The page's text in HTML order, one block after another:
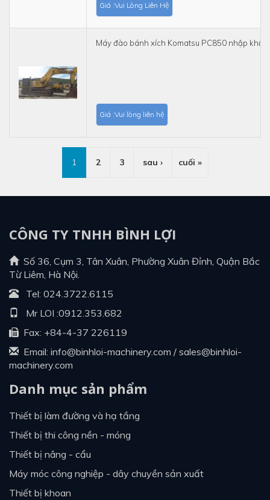
Giá :Vui Lòng Liên Hệ
Máy đào bánh xích Komatsu PC850 nhập khẩu
Giá :Vui lòng liên hệ
1 2 3 sau › cuối »
CÔNG TY TNHH BÌNH LỢI
Số 36, Cụm 3, Tân Xuân, Phường Xuân Đỉnh, Quận Bắc
Từ Liêm, Hà Nội.
Tel: 024.3722.6115
Mr LOI :0912.353.682
Fax: +84-4-37 226119
Email: info@binhloi-machinery.com / sales@binhloi-
machinery.com
Danh mục sản phẩm
thiết bị làm đường và hạ tầng
thiết bị thi công nền - móng
thiết bị nâng - cẩu
máy móc công nghiệp - dây chuyền sản xuất
thiết bị khoan